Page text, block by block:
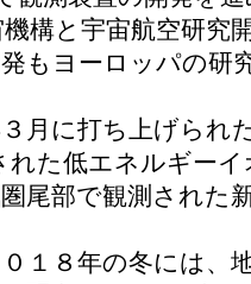
構と宇宙航空研究
もヨーロッパの研
月に打ち上げられ
れた低エネルギー
尾部で観測された
１８年の冬には、